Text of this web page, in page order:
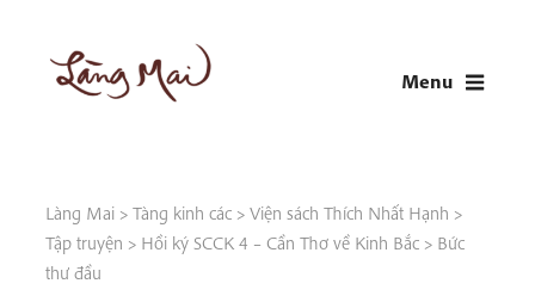
content
Menu
Làng Mai > Tàng kinh các > Viện sách Thích Nhất Hạnh >
Tập truyện > Hồi ký SCCK 4 – Cần Thơ về Kinh Bắc > Bức
thư đầu